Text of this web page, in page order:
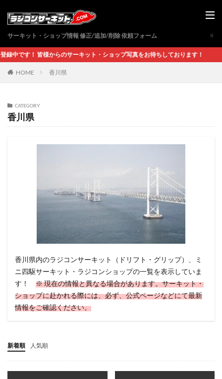
サーキット・ショップ情報 修正/追加/削除 依頼フォーム
す！ 皆様からのサーキット・ショップ写真をお待ちしております！
HOME 香川県
CATEGORY
香川県
香川県内のラジコンサーキット（ドリフト・グリップ）、ミ
ニ四駆サーキット・ラジコンショップの一覧を表示していま
す！ ※ 現在の情報と異なる場合があります。サーキット・
ショップに赴かれる際には、必ず、公式ページなどにて最新
情報をご確認ください。
新着順 人気順